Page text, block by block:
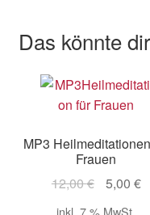
Das könnte
MP3
Frauen
12,00€ 5,00 €